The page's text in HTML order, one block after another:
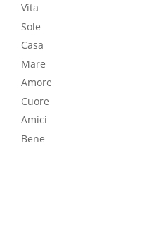
Vita
Sole
Casa
Mare
Amore
Cuore
Amici
Bene